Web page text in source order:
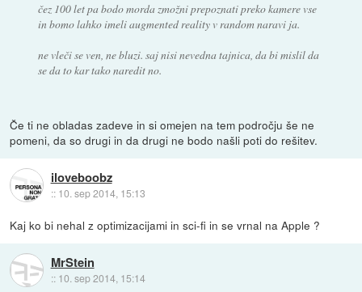
čez 100 let pa bodo morda zmožni prepoznati preko kamere vse
in bomo lahko imeli augmented reality v random naravi ja.
ne vleči se ven, ne bluzi. saj nisi nevedna tajnica, da bi mislil da
se da to kar tako naredit no.
Če ti ne obladas zadeve in si omejen na tem področju še ne
pomeni, da so drugi in da drugi ne bodo našli poti do rešitev.
iloveboobz
:: 10. sep 2014, 15:13
Kaj ko bi nehal z optimizacijami in sci-fi in se vrnal na Apple ?
MrStein
:: 10. sep 2014, 15:14